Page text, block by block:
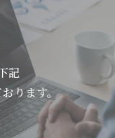
記
ります。